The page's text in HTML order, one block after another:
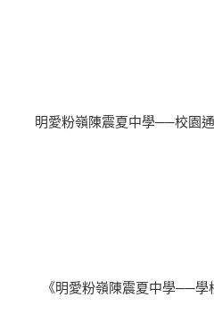
明愛粉嶺陳震夏中學──校園
《明愛粉嶺陳震夏中學──學